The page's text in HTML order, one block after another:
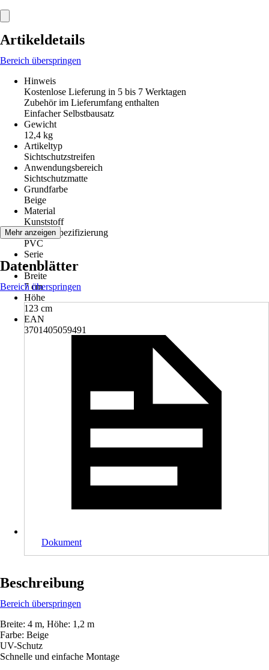
Artikeldetails
Bereich überspringen
Hinweis
Kostenlose Lieferung in 5 bis 7 Werktagen
Zubehör im Lieferumfang enthalten
Einfacher Selbstbausatz
Gewicht
12,4 kg
Artikeltyp
Sichtschutzstreifen
Anwendungsbereich
Sichtschutzmatte
Grundfarbe
Beige
Material
Kunststoff
Materialspezifizierung
PVC
Serie
-
Breite
7 cm
Höhe
123 cm
EAN
3701405059491
Mehr anzeigen
Datenblätter
Bereich überspringen
Dokument
Beschreibung
Bereich überspringen
Breite: 4 m, Höhe: 1,2 m
Farbe: Beige
UV-Schutz
Schnelle und einfache Montage